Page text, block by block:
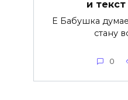
и
E Бабушка
стану
0